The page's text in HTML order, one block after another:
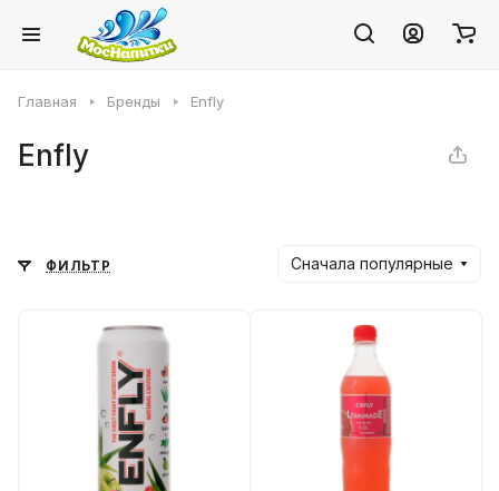
Главная Бренды Enfly
Enfly
ФИЛЬТР Сначала популярные